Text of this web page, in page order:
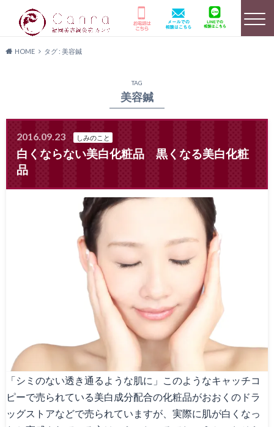
美容鍼灸詳細
店舗のご案内 よくあるご質問 キャンペーン情報
料金プラン
Canna1番人気メニュー
Facebook
天神院情報
HOME タグ : 美容鍼
TAG
美容鍼
2016.09.23 しみのこと
白くならない美白化粧品 黒くなる美白化粧
品
「シミのない透き通るような肌に」このようなキャッチコ
ピーで売られている美白成分配合の化粧品がおおくのドラ
ッグストアなどで売られていますが、実際に肌が白くなっ